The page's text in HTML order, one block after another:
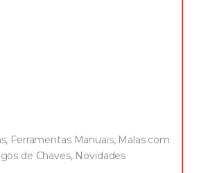
, Ferramentas Manuais, Malas com
de Chaves, Novidades